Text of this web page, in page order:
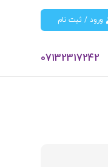
ورود / ثبت نام
07132317242